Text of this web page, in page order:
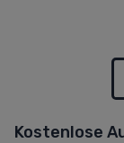
Kostenlose